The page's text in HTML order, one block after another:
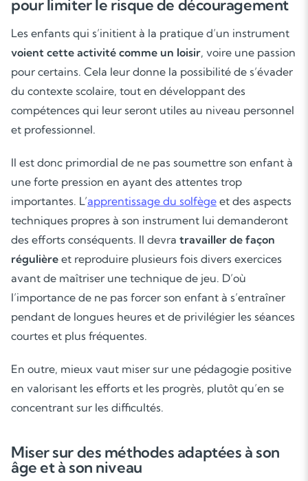
pour limiter le risque de découragement
Les enfants qui s’initient à la pratique d’un instrument
voient cette activité comme un loisir, voire une passion
pour certains. Cela leur donne la possibilité de s’évader
du contexte scolaire, tout en développant des
compétences qui leur seront utiles au niveau personnel
et professionnel.
Il est donc primordial de ne pas soumettre son enfant à
une forte pression en ayant des attentes trop
importantes. L’apprentissage du solfège et des aspects
techniques propres à son instrument lui demanderont
des efforts conséquents. Il devra travailler de façon
régulière et reproduire plusieurs fois divers exercices
avant de maîtriser une technique de jeu. D’où
l’importance de ne pas forcer son enfant à s’entraîner
pendant de longues heures et de privilégier les séances
courtes et plus fréquentes.
En outre, mieux vaut miser sur une pédagogie positive
en valorisant les efforts et les progrès, plutôt qu’en se
concentrant sur les difficultés.
Miser sur des méthodes adaptées à son
âge et à son niveau
Soutien scolaire
Cours de musique
Les deux